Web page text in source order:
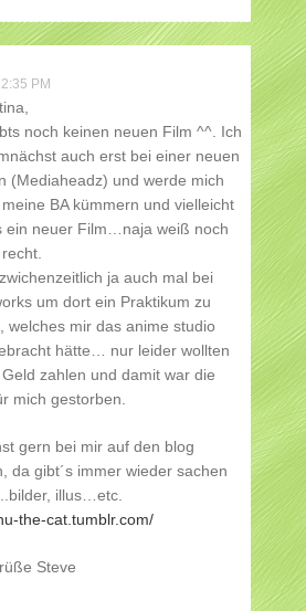
PM
noch keinen neuen Film ^^. Ich
auch erst bei einer neuen
(Mediaheadz) und werde mich
BA kümmern und vielleicht
ein neuer Film…naja weiß noch
ja auch mal bei
um dort ein Praktikum zu
welches mir das anime studio
hätte… nur leider wollten
zahlen und damit war die
mich gestorben.
gern bei mir auf den blog
da gibt´s immer wieder sachen
illus…etc.
the-cat.tumblr.com/
Steve